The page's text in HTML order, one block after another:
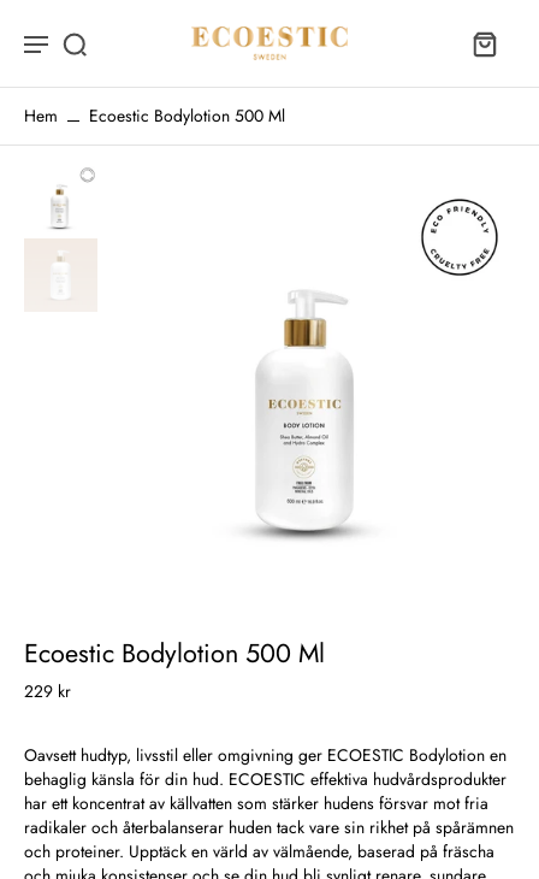
Hem Ecoestic Bodylotion 500 Ml
Ecoestic Bodylotion 500 Ml
229 kr
Oavsett hudtyp, livsstil eller omgivning ger ECOESTIC Bodylotion en
behaglig känsla för din hud. ECOESTIC effektiva hudvårdsprodukter
har ett koncentrat av källvatten som stärker hudens försvar mot fria
radikaler och återbalanserar huden tack vare sin rikhet på spårämnen
och proteiner. Upptäck en värld av välmående, baserad på fräscha